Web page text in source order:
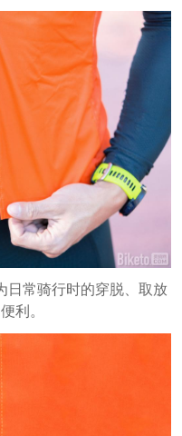
日常骑行时的穿脱、取放
利。